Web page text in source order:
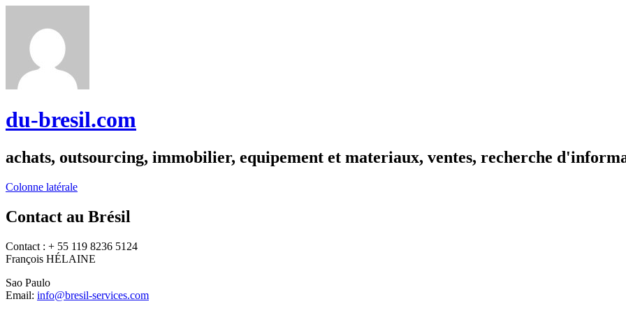
du-bresil.com
achats, outsourcing, immobilier, equipement et materiaux, ventes, recherche
Colonne latérale
Contact au Brésil
Contact : + 55 119 8236 5124
François HÉLAINE
Sao Paulo
Email: info@bresil-services.com